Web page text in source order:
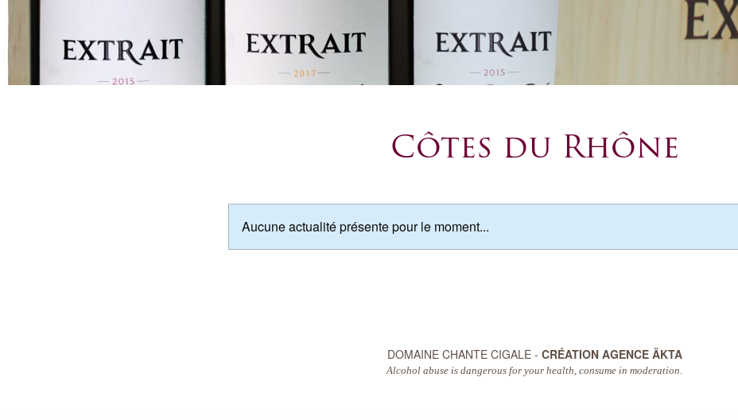
Côtes du Rhône
Aucune actualité présente pour le moment...
DOMAINE CHANTE CIGALE - CRÉATION AGENCE ÄKTA
Alcohol abuse is dangerous for your health, consume in moderation.